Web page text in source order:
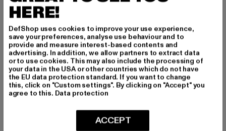
Materialzusammensetzung: 100% Baumwolle
Art.Nr: HUW126-037-00007
Hersteller: HUMMEL CENOZOIC APS |
info@newlinehalo.com
Balticagade 20 | 8000 Aarhus C | DK
GRÖSSE & PASSFORM
HERE!
DefShop uses cookies to improve your use experience,
save your preferences, analyse use behaviour and to
provide and measure interest-based contents and
advertising. In addition, we allow partners to extract data
or to use cookies. This may also include the processing of
your data in the USA or other countries which do not have
the EU data protection standard. If you want to change
this, click on "Custom settings". By clicking on "Accept" you
agree to this. Data protection
ACCEPT